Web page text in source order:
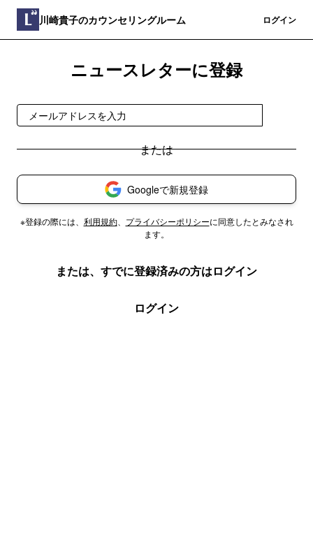
川崎貴子のカウンセリングルーム ログイン
ニュースレターに登録
Googleで新規登録
※登録の際には、 利用規約、 プライバシーポリシーに同意したとみなされ
ます。
または、すでに登録済みの方はログイン
ログイン